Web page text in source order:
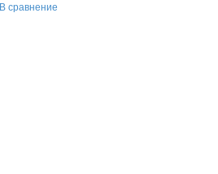
В сравнение